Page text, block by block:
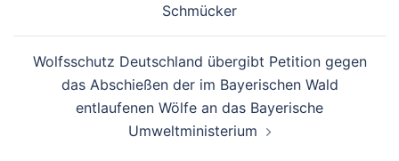
Schmücker
Wolfsschutz Deutschland übergibt Petition gegen
das Abschießen der im Bayerischen Wald
entlaufenen Wölfe an das Bayerische
Umweltministerium